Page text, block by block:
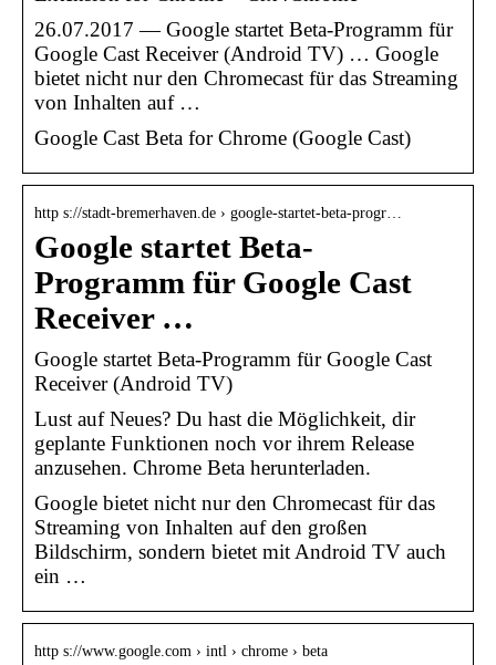
26.07.2017 — Google startet Beta-Programm für
Google Cast Receiver (Android TV) … Google
bietet nicht nur den Chromecast für das Streaming
von Inhalten auf …
Google Cast Beta for Chrome (Google Cast)
http s://stadt-bremerhaven.de › google-startet-beta-progr…
Google startet Beta-
Programm für Google Cast
Receiver …
Google startet Beta-Programm für Google Cast
Receiver (Android TV)
Lust auf Neues? Du hast die Möglichkeit, dir
geplante Funktionen noch vor ihrem Release
anzusehen. Chrome Beta herunterladen.
Google bietet nicht nur den Chromecast für das
Streaming von Inhalten auf den großen
Bildschirm, sondern bietet mit Android TV auch
ein …
http s://www.google.com › intl › chrome › beta